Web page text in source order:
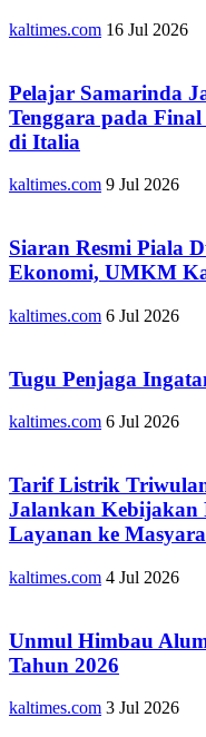
kaltimes.com 16 Jul 2026
Pelajar Samarinda
Tenggara pada
di Italia
kaltimes.com 9 Jul 2026
Siaran Resmi Piala
Ekonomi, UMKM
kaltimes.com 6 Jul 2026
Tugu Penjaga
kaltimes.com 6 Jul 2026
Tarif Listrik
Jalankan Kebijakan
Layanan ke
kaltimes.com 4 Jul 2026
Unmul Himbau
Tahun 2026
kaltimes.com 3 Jul 2026